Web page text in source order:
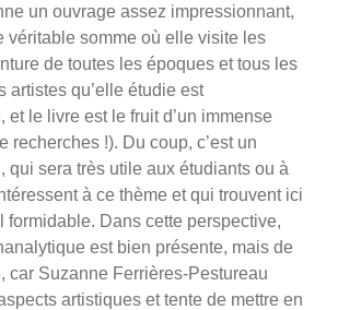
un ouvrage assez impressionnant,
véritable somme où elle visite les
de toutes les époques et tous les
artistes qu’elle étudie est
et le livre est le fruit d’un immense
recherches !). Du coup, c’est un
qui sera très utile aux étudiants ou à
à ce thème et qui trouvent ici
formidable. Dans cette perspective,
est bien présente, mais de
car Suzanne Ferrières-Pestureau
artistiques et tente de mettre en